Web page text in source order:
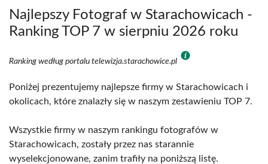
Najlepszy Fotograf w Starachowicach -
Ranking TOP 7 w sierpniu 2026 roku
Ranking według portalu telewizja.starachowice.pl
Poniżej prezentujemy najlepsze firmy w Starachowicach i
okolicach, które znalazły się w naszym zestawieniu TOP 7.
Wszystkie firmy w naszym rankingu fotografów w
Starachowicach, zostały przez nas starannie
wyselekcjonowane, zanim trafiły na poniższą listę.